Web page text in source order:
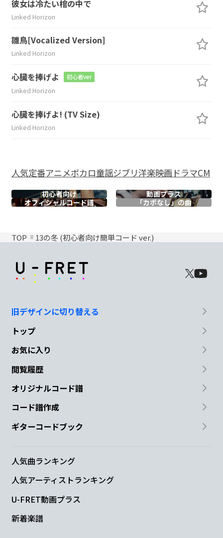
彼女は冷たい棺の中で
Linked Horizon
雛鳥[Vocalized Version]
Linked Horizon
心臓を捧げよ 初心者ver
Linked Horizon
心臓を捧げよ! (TV Size)
Linked Horizon
人気定番アニメボカロ童謡ジブリ洋楽映画ドラマCM
初心者向け
動画プラス
オフィシャルコード譜 「カポなし」の曲
TOP 13の冬 (初心者向け簡単コード ver.)
旧デザインに切り替える
トップ
お気に入り
閲覧履歴
オリジナルコード譜
コード譜作成
ギターコードブック
人気曲ランキング
人気アーティストランキング
U-FRET動画プラス
新着楽譜